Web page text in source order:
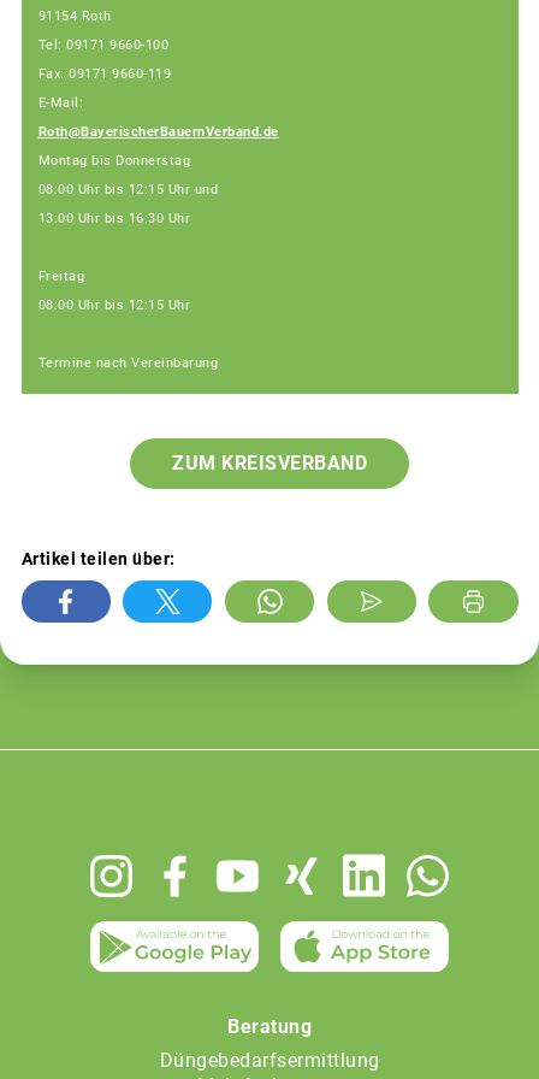
91154 Roth
Tel: 09171 9660-100
Fax: 09171 9660-119
E-Mail:
Roth@BayerischerBauernVerband.de
Montag bis Donnerstag
08:00 Uhr bis 12:15 Uhr und
13:00 Uhr bis 16:30 Uhr
Freitag
08:00 Uhr bis 12:15 Uhr
Termine nach Vereinbarung
ZUM KREISVERBAND
Artikel teilen über:
Beratung
Düngebedarfsermittlung